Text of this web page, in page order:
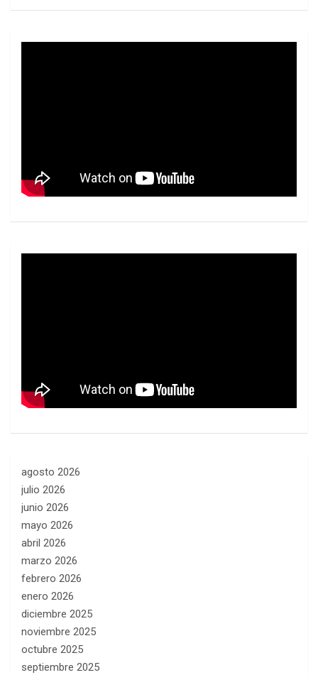
agosto 2026
julio 2026
junio 2026
mayo 2026
abril 2026
marzo 2026
febrero 2026
enero 2026
diciembre 2025
noviembre 2025
octubre 2025
septiembre 2025